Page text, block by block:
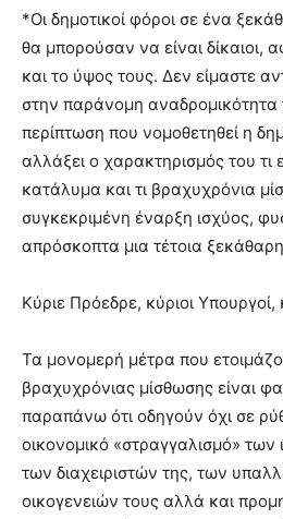
*Οι δημοτικοί φόροι σε ένα
θα μπορούσαν να είναι δίκαιοι,
και το ύψος τους. Δεν είμαστε
στην παράνομη αναδρομικότητα
περίπτωση που νομοθετηθεί η
αλλάξει ο χαρακτηρισμός του τι
κατάλυμα και τι βραχυχρόνια
συγκεκριμένη έναρξη ισχύος,
απρόσκοπτα μια τέτοια
Κύριε Πρόεδρε, κύριοι Υπουργοί,
Τα μονομερή μέτρα που
βραχυχρόνιας μίσθωσης είναι
παραπάνω ότι οδηγούν όχι σε
οικονομικό «στραγγαλισμό» των
των διαχειριστών της, των
οικογενειών τους αλλά και